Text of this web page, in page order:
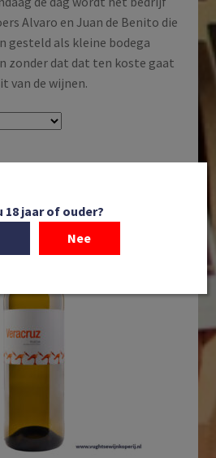
Alvaro en Juan de Benito die
gesteld als kleine bodega
zonder dat dat ten koste gaat
van de wijnen.
18 jaar of ouder?
Nee